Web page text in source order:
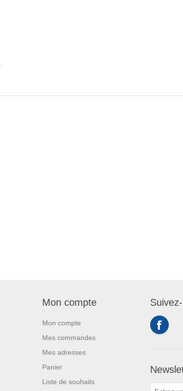
Mon compte
Mon compte
Mes commandes
Mes adresses
Panier
Liste de souhaits